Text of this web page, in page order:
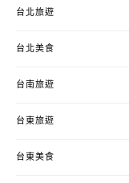
台北旅遊
台北美食
台南旅遊
台東旅遊
台東美食